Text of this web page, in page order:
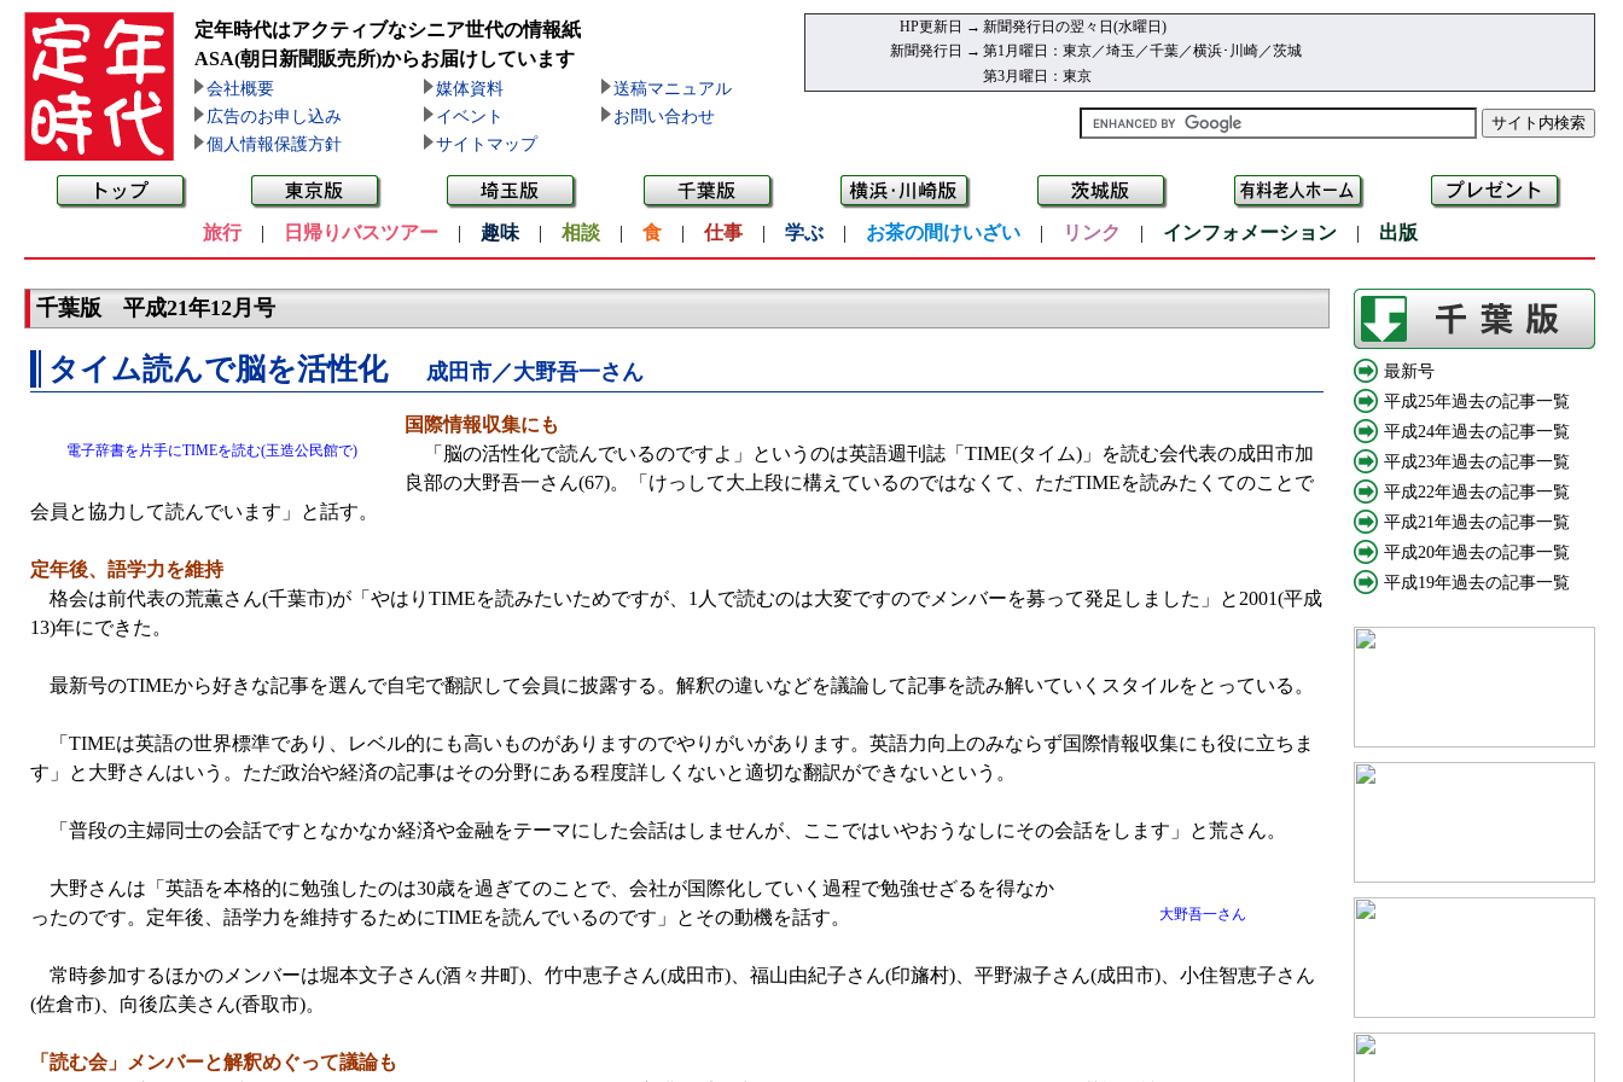
定年時代はアクティブなシニア世代の情報紙
ASA(朝日新聞販売所)からお届けしています
会社概要 媒体資料
送稿マニュアル
広告のお申し込み
イベント
お問い合わせ
個人情報保護方針
サイトマップ
HP更新日 → 新聞発行日の翌々日(水曜日)
新聞発行日 → 第1月曜日：東京／埼玉／千葉／横浜･川崎／茨城
第3月曜日：東京
旅行| 日帰りバスツアー| 趣味| 相談| 食| 仕事| 学ぶ| お茶の間けいざい| リンク | インフォメーション| 出版
千葉版 平成21年12月号
タイム読んで脳を活性化 成田市／大野吾一さん
電子辞書を片手にTIMEを読む(玉造公民館で)
国際情報収集にも
「脳の活性化で読んでいるのですよ」というのは英語週刊誌「TIME(タイム)」を読む会代表の成田市加
良部の大野吾一さん(67)。「けっして大上段に構えているのではなくて、ただTIMEを読みたくてのことで
会員と協力して読んでいます」と話す。
定年後、語学力を維持
格会は前代表の荒薫さん(千葉市)が「やはりTIMEを読みたいためですが、1人で読むのは大変ですのでメンバーを募って発足しました」と2001(平成
13)年にできた。
最新号のTIMEから好きな記事を選んで自宅で翻訳して会員に披露する。解釈の違いなどを議論して記事を読み解いていくスタイルをとっている。
「TIMEは英語の世界標準であり、レベル的にも高いものがありますのでやりがいがあります。英語力向上のみならず国際情報収集にも役に立ちま
す」と大野さんはいう。ただ政治や経済の記事はその分野にある程度詳しくないと適切な翻訳ができないという。
「普段の主婦同士の会話ですとなかなか経済や金融をテーマにした会話はしませんが、ここではいやおうなしにその会話をします」と荒さん。
大野吾一さん
大野さんは「英語を本格的に勉強したのは30歳を過ぎてのことで、会社が国際化していく過程で勉強せざるを得なか
ったのです。定年後、語学力を維持するためにTIMEを読んでいるのです」とその動機を話す。
常時参加するほかのメンバーは堀本文子さん(酒々井町)、竹中恵子さん(成田市)、福山由紀子さん(印旛村)、平野淑子さん(成田市)、小住智恵子さん
(佐倉市)、向後広美さん(香取市)。
「読む会」メンバーと解釈めぐって議論も
最新号
平成25年過去の記事一覧
平成24年過去の記事一覧
平成23年過去の記事一覧
平成22年過去の記事一覧
平成21年過去の記事一覧
平成20年過去の記事一覧
平成19年過去の記事一覧